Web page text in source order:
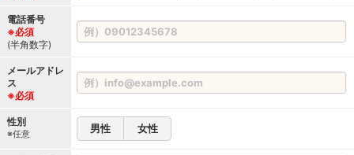
電話番号
※必須
(半角数字)
メールアドレ
ス
※必須
性別
※任意 男性 女性